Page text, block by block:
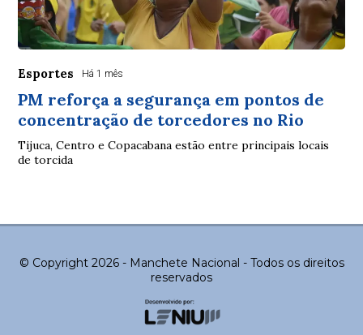
Esportes Há 1 mês
PM reforça a segurança em pontos de
concentração de torcedores no Rio
Tijuca, Centro e Copacabana estão entre principais locais
de torcida
© Copyright 2026 - Manchete Nacional - Todos os direitos
reservados